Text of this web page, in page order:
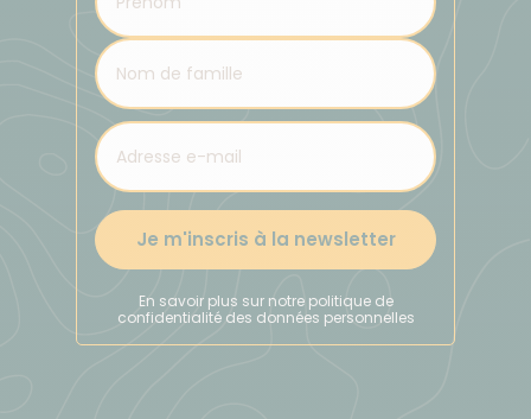
Je m'inscris à la newsletter
En savoir plus sur notre politique de
confidentialité des données personnelles